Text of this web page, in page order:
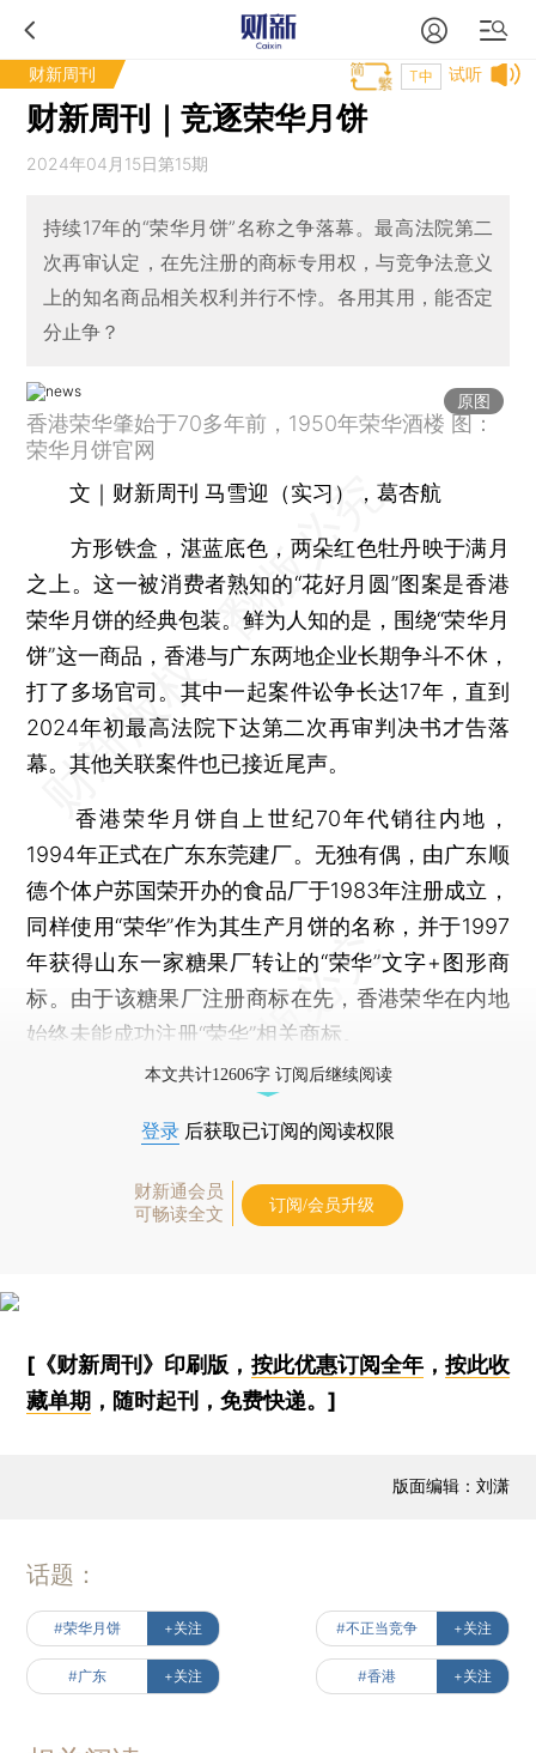
财新周刊 试听
T中
财新周刊｜竞逐荣华月饼
2024年04月15日第15期
持续17年的“荣华月饼”名称之争落幕。最高法院第二
次再审认定，在先注册的商标专用权，与竞争法意义
上的知名商品相关权利并行不悖。各用其用，能否定
分止争？
原图
香港荣华肇始于70多年前，1950年荣华酒楼 图：
荣华月饼官网
文｜财新周刊 马雪迎（实习），葛杏航
方形铁盒，湛蓝底色，两朵红色牡丹映于满月
之上。这一被消费者熟知的“花好月圆”图案是香港
荣华月饼的经典包装。鲜为人知的是，围绕“荣华月
饼”这一商品，香港与广东两地企业长期争斗不休，
打了多场官司。其中一起案件讼争长达17年，直到
2024年初最高法院下达第二次再审判决书才告落
幕。其他关联案件也已接近尾声。
香港荣华月饼自上世纪70年代销往内地，
1994年正式在广东东莞建厂。无独有偶，由广东顺
德个体户苏国荣开办的食品厂于1983年注册成立，
同样使用“荣华”作为其生产月饼的名称，并于1997
年获得山东一家糖果厂转让的“荣华”文字+图形商
标。由于该糖果厂注册商标在先，香港荣华在内地
始终未能成功注册“荣华”相关商标。
本文共计12606字 订阅后继续阅读
登录 后获取已订阅的阅读权限
财新通会员
可畅读全文
订阅/会员升级
[《财新周刊》印刷版， 按此优惠订阅全年， 按此收
藏单期 ，随时起刊，免费快递。]
版面编辑：刘潇
话题：
#荣华月饼 +关注 #不正当竞争 +关注
#广东 +关注 #香港 +关注